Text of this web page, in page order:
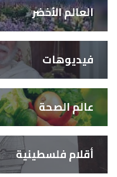
العالم الأخضر
فيديوهات
عالم الصحة
أقلام فلسطينية